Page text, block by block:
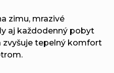
zimu, mrazivé
aj každodenný pobyt
zvyšuje tepelný komfort